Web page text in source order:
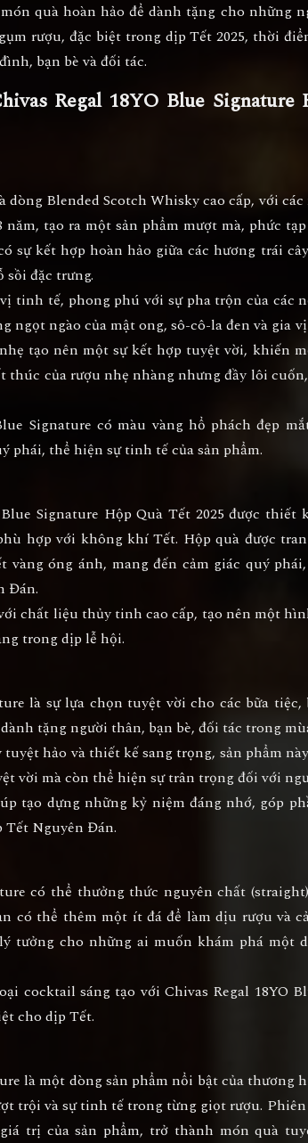
quà hoàn hảo để dành tặng cho những
rượu, đặc biệt trong dịp Tết 2025, thời
bạn bè và đối tác.
Regal 18YO Blue Signature
dòng Blended Scotch Whiskycao cấp, với
tạo ra một sản phẩm mượt mà, phức
sự kết hợp hoàn hảo giữa các hương trái
sồi đặc trưng.
tinh tế, phong phú với sự pha trộn của các
ngọt ngào của mật ong, sô-cô-la đen và gia
tạo nên một sự kết hợp tuyệt vời, khiến
thúc của rượu nhẹ nhàng nhưng đầy lôi
Signature có màu vàng hổ phách đẹp
phái, thể hiện sự tinh tế của sản phẩm.
Signature Hộp Quà Tết 2025 được thiết
hợp với không khí Tết. Hộp quà được
vàng óng ánh, mang đến cảm giác quý
Đán.
chất liệu thủy tinh cao cấp, tạo nên một
trong dịp lễ hội.
là sự lựa chọn tuyệt vời cho các bữa tiệc,
tặng người thân, bạn bè, đối tác trong
hảo và thiết kế sang trọng, sản phẩm
vời mà còn thể hiện sự trân trọng đối với
tạo dựng những kỷ niệm đáng nhớ, góp
Nguyên Đán.
có thể thưởng thức nguyên chất
có thể thêm một ít đá để làm dịu rượu và
tưởng cho những ai muốn khám phá một
cocktail sáng tạo với Chivas Regal 18YO
cho dịp Tết.
là một dòng sản phẩm nổi bật của thương
trội và sự tinh tế trong từng giọt rượu.
trị của sản phẩm, trở thành món quà